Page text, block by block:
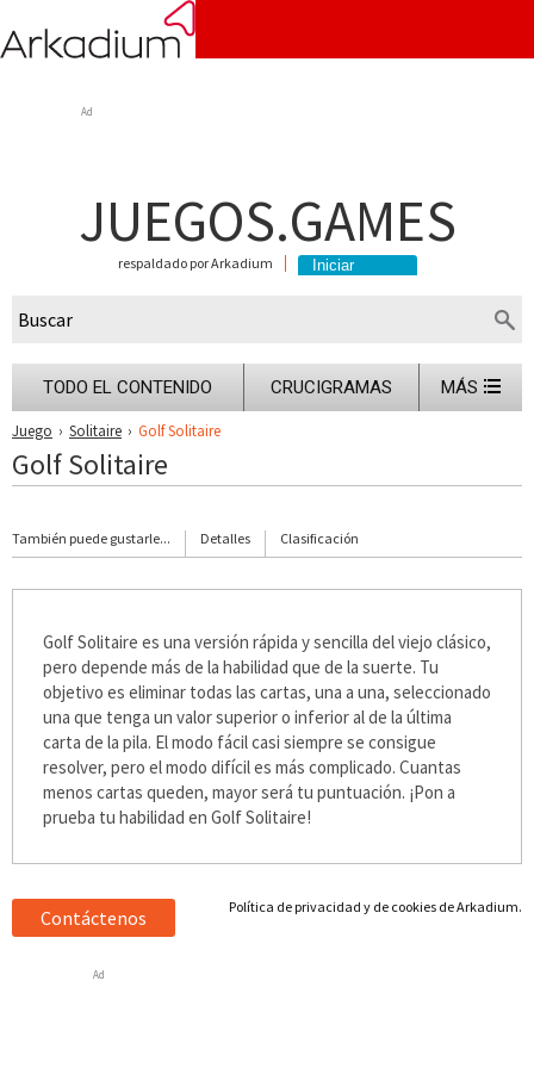
Ad
JUEGOS.GAMES
respaldado por Arkadium
TODO EL CONTENIDO CRUCIGRAMAS MÁS
Juego › Solitaire › Golf Solitaire
Golf Solitaire
También puede gustarle... Detalles Clasificación
Golf Solitaire es una versión rápida y sencilla del viejo clásico,
pero depende más de la habilidad que de la suerte. Tu
objetivo es eliminar todas las cartas, una a una, seleccionado
una que tenga un valor superior o inferior al de la última
carta de la pila. El modo fácil casi siempre se consigue
resolver, pero el modo difícil es más complicado. Cuantas
menos cartas queden, mayor será tu puntuación. ¡Pon a
prueba tu habilidad en Golf Solitaire!
Política de privacidad y de cookies de Arkadium.
Contáctenos
Ad